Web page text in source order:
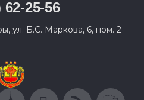
62-25-56
ул. Б.С. Маркова, 6, пом. 2